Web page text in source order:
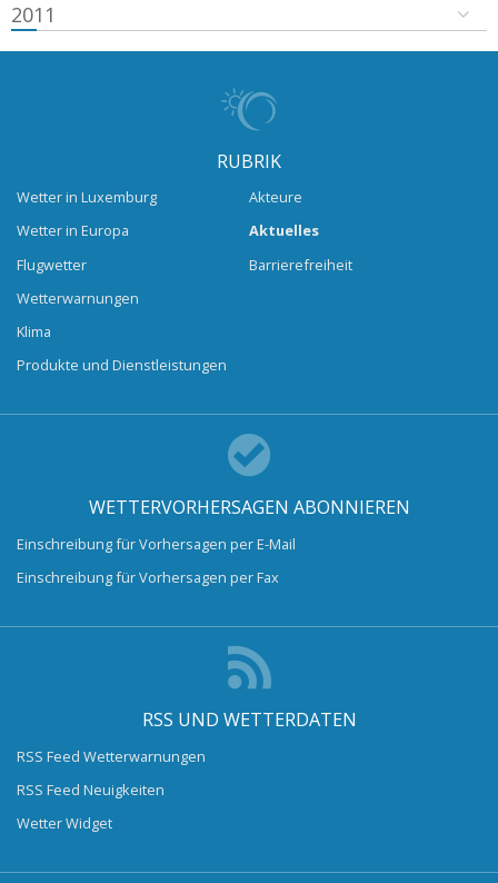
2011
RUBRIK
Wetter in Luxemburg
Wetter in Europa
Flugwetter
Wetterwarnungen
Klima
Produkte und Dienstleistungen
Akteure
Aktuelles
Barrierefreiheit
WETTERVORHERSAGEN ABONNIEREN
Einschreibung für Vorhersagen per E-Mail
Einschreibung für Vorhersagen per Fax
RSS UND WETTERDATEN
RSS Feed Wetterwarnungen
RSS Feed Neuigkeiten
Wetter Widget